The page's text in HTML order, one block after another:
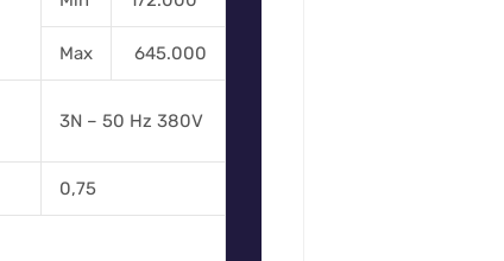
Max 645.000
3N – 50 Hz 380V
0,75